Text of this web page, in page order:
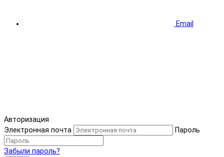
Email
Авторизация
Электронная почта
Пароль
Забыли пароль?